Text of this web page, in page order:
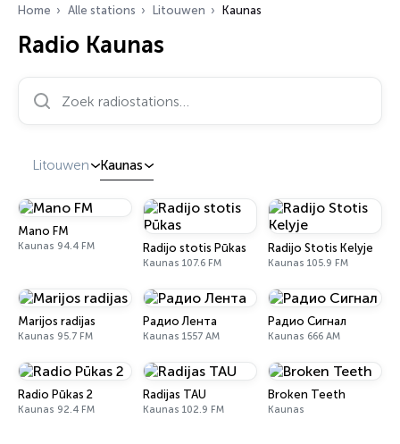
Home Alle stations Litouwen Kaunas
Radio Kaunas
Zoek radiostations…
Litouwen Kaunas
Mano FM
Kaunas 94.4 FM Radijo stotis Pūkas
Kaunas 107.6 FM
Radijo Stotis Kelyje
Kaunas 105.9 FM
Marijos radijas
Kaunas 95.7 FM
Радио Лента
Kaunas 1557 AM
Радио Сигнал
Kaunas 666 AM
Radio Pūkas 2
Kaunas 92.4 FM
Radijas TAU
Kaunas 102.9 FM
Broken Teeth
Kaunas